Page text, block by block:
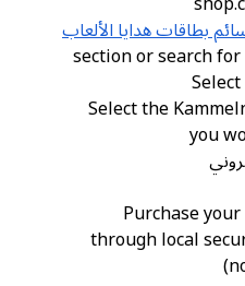
هدايا الألعاب
section or
Select the
through local